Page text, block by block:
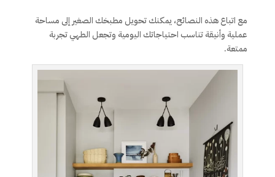
مع اتباع هذه النصائح، يمكنك تحويل مطبخك الصغير إلى مساحة
عملية وأنيقة تناسب احتياجاتك اليومية وتجعل الطهي تجربة
ممتعة.